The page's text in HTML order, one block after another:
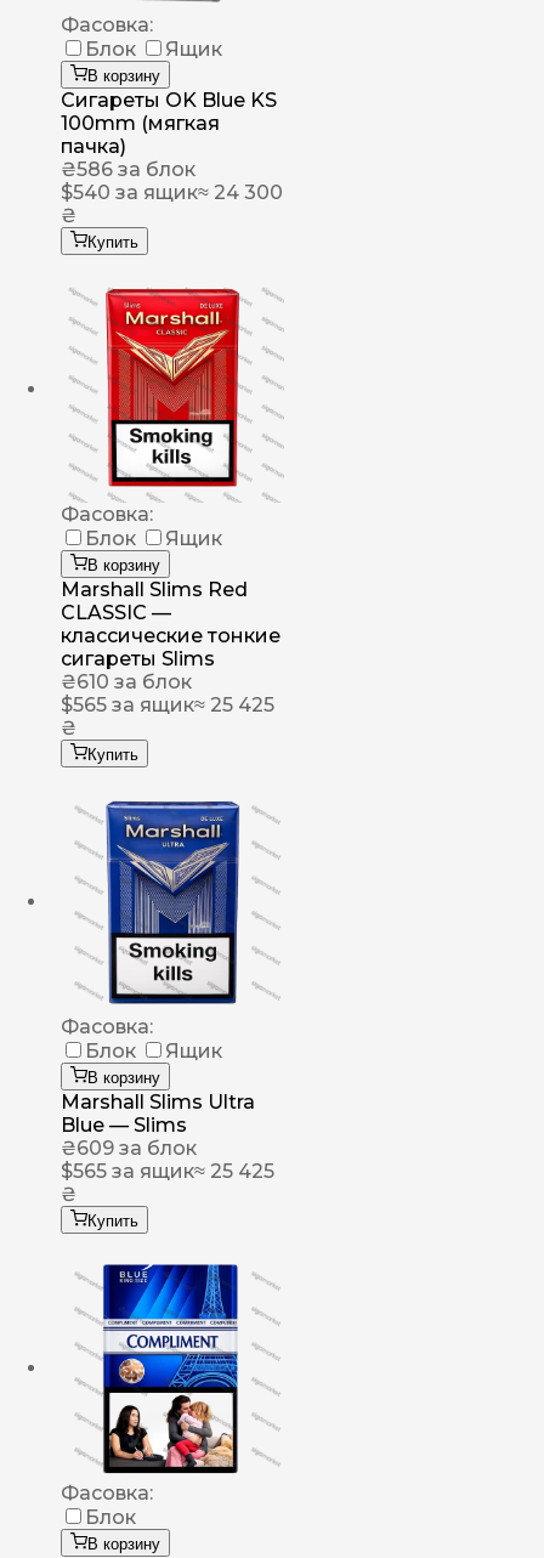
Фасовка:
Блок
Ящик
В корзину
Сигареты OK Blue KS
100mm (мягкая
пачка)
₴586 за блок
$540 за ящик≈ 24 300
₴
Купить
Фасовка:
Блок
Ящик
В корзину
Marshall Slims Red
CLASSIC —
классические тонкие
сигареты Slims
₴610 за блок
$565 за ящик≈ 25 425
₴
Купить
Фасовка:
Блок
Ящик
В корзину
Marshall Slims Ultra
Blue — Slims
₴609 за блок
$565 за ящик≈ 25 425
₴
Купить
Фасовка:
Блок
В корзину